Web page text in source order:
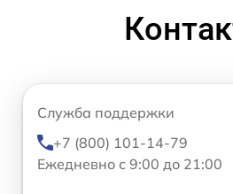
Служба поддержки
+7 (800) 101-14-79
Ежедневно с 9:00 до 21:00